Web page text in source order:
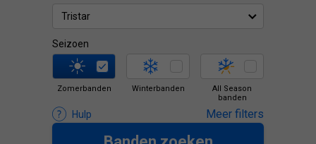
Tristar
Seizoen
Zomerbanden Winterbanden
All Season
banden
Hulp Meer filters